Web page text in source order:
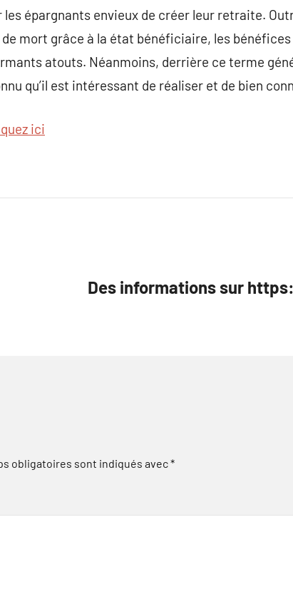
épargnants envieux de créer leur retraite.
mort grâce à la état bénéficiaire, les
atouts. Néanmoins, derrière ce terme
qu’il est intéressant de réaliser et de bien
ici
Des informations sur
obligatoires sont indiqués avec*